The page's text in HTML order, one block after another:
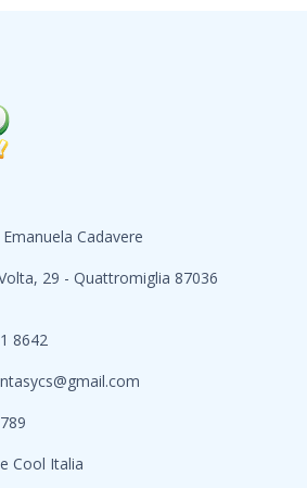
Cadavere
29 - Quattromiglia 87036
8642
Cool Italia